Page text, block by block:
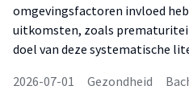
omgevingsfactoren invloed
uitkomsten, zoals
doel van deze systematische
2026-07-01
Gezondheid